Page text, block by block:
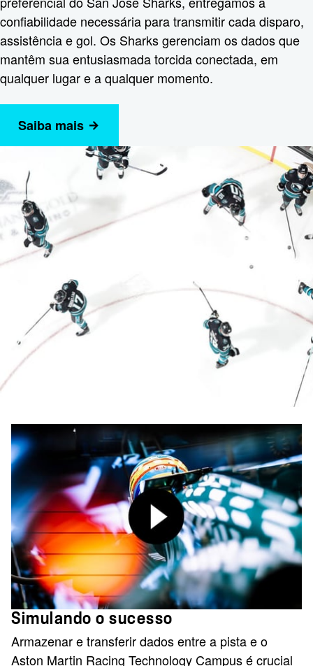
confiabilidade necessária para transmitir cada disparo,
assistência e gol. Os Sharks gerenciam os dados que
mantêm sua entusiasmada torcida conectada, em
qualquer lugar e a qualquer momento.
Saiba mais
Simulando o sucesso
Armazenar e transferir dados entre a pista e o
Aston Martin Racing Technology Campus é crucial